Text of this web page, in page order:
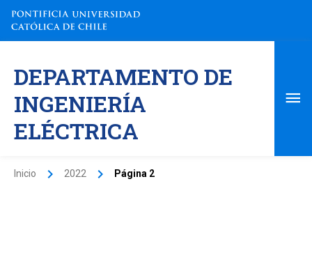
contenido
DEPARTAMENTO DE
INGENIERÍA
ELÉCTRICA
Inicio 2022 Página 2